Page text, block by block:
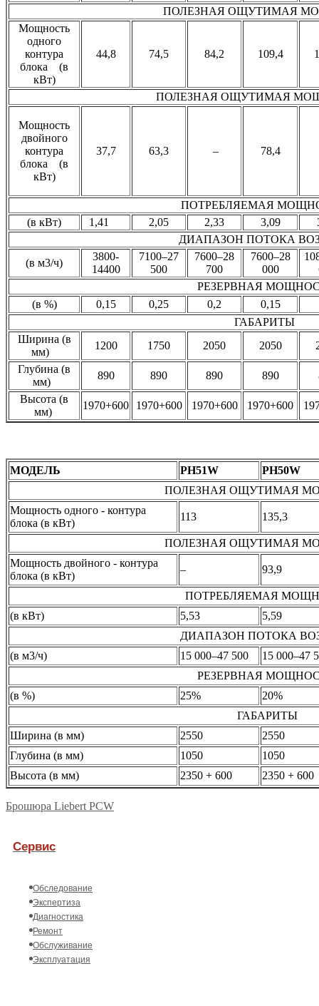
ПОЛЕЗНАЯ ОЩУТИМАЯ
Мощность
одного
контура
блока (в
кВт)
44,8 74,5 84,2 109,4
ПОЛЕЗНАЯ ОЩУТИМАЯ
Мощность
двойного
контура
блока (в
кВт)
37,7 63,3 – 78,4
ПОТРЕБЛЯЕМАЯ
(в кВт)
1,41 2,05 2,33 3,09
ДИАПАЗОН ПОТОКА
(в м3/ч)
3800-
14400
7100–27
500
7600–28
700
7600–28
000
РЕЗЕРВНАЯ
(в %)
0,15 0,25 0,2
0,15
ГАБАРИТЫ
Ширина (в
мм)
1200 1750 2050 2050
Глубина (в
мм)
890 890 890 890
Высота (в
мм)
1970+600 1970+600 1970+600 1970+600
МОДЕЛЬ PH51W
PH50W
ПОЛЕЗНАЯ ОЩУТИМАЯ
Мощность одного - контура
блока (в кВт)
113 135,3
ПОЛЕЗНАЯ ОЩУТИМАЯ
Мощность двойного - контура
блока (в кВт)
– 93,9
ПОТРЕБЛЯЕМАЯ
(в кВт)
5,53
5,59
ДИАПАЗОН ПОТОКА
(в м3/ч)
15 000–47 500
15 000–47
РЕЗЕРВНАЯ
(в %)
25%
20%
ГАБАРИТЫ
Ширина (в мм)
2550
2550
Глубина (в мм)
1050
1050
Высота (в мм)
2350 + 600 2350 + 600
Брошюра Liebert PCW
Сервис
Обследование
Экспертиза
Диагностика
Ремонт
Обслуживание
Эксплуатация